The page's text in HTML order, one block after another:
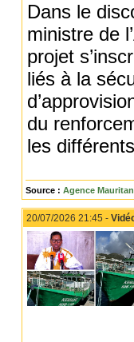
Dans le
ministre de
projet
liés à la
du
les
Source : Agence
20/07/2026 21:45 -